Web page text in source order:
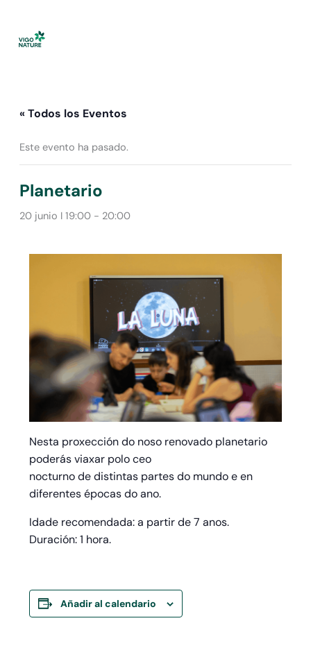
contenido
« Todos los Eventos
Este evento ha pasado.
Planetario
20 junio I 19:00- 20:00
Nesta proxección do noso renovado planetario
poderás viaxar polo ceo
nocturno de distintas partes do mundo e en
diferentes épocas do ano.
Idade recomendada: a partir de 7 anos.
Duración: 1 hora.
Añadir al calendario